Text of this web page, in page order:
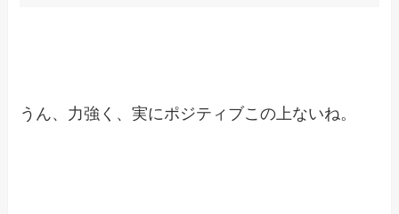
うん、力強く、実にポジティブこの上ないね。